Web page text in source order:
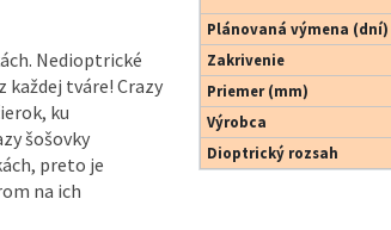
Nedioptrické
tváre! Crazy
ku
šošovky
preto je
na ich
Plánovaná výmena (dní)
Zakrivenie
Priemer (mm)
Výrobca
Dioptrický rozsah